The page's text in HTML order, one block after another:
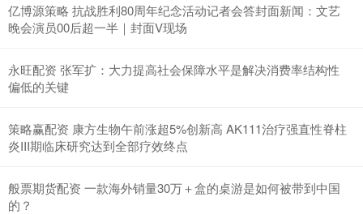
亿博源策略 抗战胜利80周年纪念活动记者会答封面新闻：文艺
晚会演员00后超一半｜封面V现场
永旺配资 张军扩：大力提高社会保障水平是解决消费率结构性
偏低的关键
策略赢配资 康方生物午前涨超5%创新高 AK111治疗强直性脊柱
炎III期临床研究达到全部疗效终点
般票期货配资 一款海外销量30万＋盒的桌游是如何被带到中国
的？